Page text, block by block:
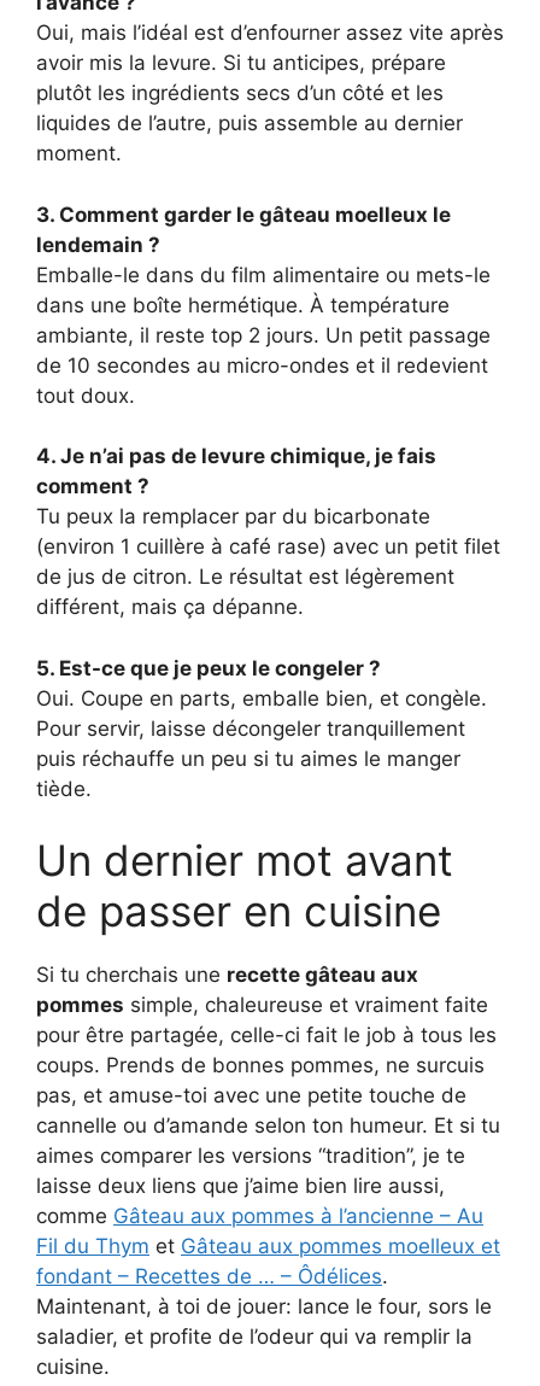
Oui, mais l’idéal est d’enfourner assez vite après
avoir mis la levure. Si tu anticipes, prépare
plutôt les ingrédients secs d’un côté et les
liquides de l’autre, puis assemble au dernier
moment.
3. Comment garder le gâteau moelleux le
lendemain ?
Emballe-le dans du film alimentaire ou mets-le
dans une boîte hermétique. À température
ambiante, il reste top 2 jours. Un petit passage
de 10 secondes au micro-ondes et il redevient
tout doux.
4. Je n’ai pas de levure chimique, je fais
comment ?
Tu peux la remplacer par du bicarbonate
(environ 1 cuillère à café rase) avec un petit filet
de jus de citron. Le résultat est légèrement
différent, mais ça dépanne.
5. Est-ce que je peux le congeler ?
Oui. Coupe en parts, emballe bien, et congèle.
Pour servir, laisse décongeler tranquillement
puis réchauffe un peu si tu aimes le manger
tiède.
Un dernier mot avant
de passer en cuisine
Si tu cherchais une recette gâteau aux
pommes simple, chaleureuse et vraiment faite
pour être partagée, celle-ci fait le job à tous les
coups. Prends de bonnes pommes, ne surcuis
pas, et amuse-toi avec une petite touche de
cannelle ou d’amande selon ton humeur. Et si tu
aimes comparer les versions “tradition”, je te
laisse deux liens que j’aime bien lire aussi,
comme Gâteau aux pommes à l’ancienne – Au
Fil du Thym et Gâteau aux pommes moelleux et
fondant – Recettes de … – Ôdélices.
Maintenant, à toi de jouer: lance le four, sors le
saladier, et profite de l’odeur qui va remplir la
cuisine.